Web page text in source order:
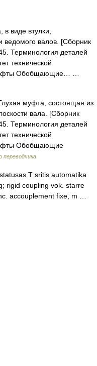
виде втулки,
ведомого валов. [Сборник
Терминология деталей
технической
Обобщающие… …
муфта, состоящая из
вала. [Сборник
Терминология деталей
технической
Обобщающие
переводчика
T sritis automatika
rigid coupling vok. starre
accouplement fixe, m …